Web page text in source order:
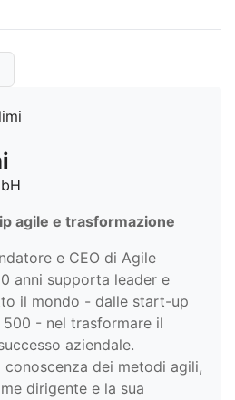
agile e trasformazione
e CEO di Agile
anni supporta leader e
il mondo - dalle start-up
500 - nel trasformare il
aziendale.
dei metodi agili,
dirigente e la sua